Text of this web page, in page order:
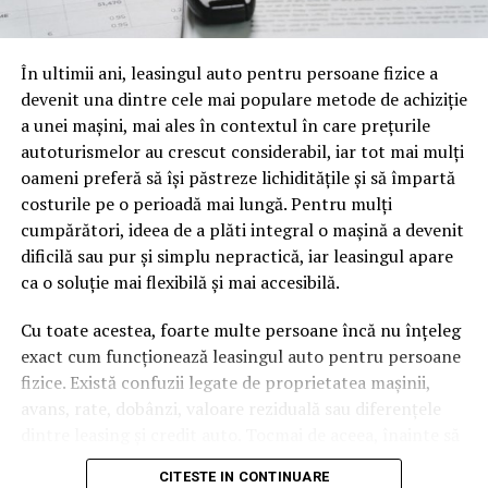
oamenii cu adevărat. Dacă transcrierea ajunge pe o
cuvinte tematice, scrise exact în limbajul în care se
caută.
Apoi vine partea de comportament. O pagină pe care
vizitatorii stau zece, cincisprezece minute ca să
urmărească replay-ul trimite un semnal greu de ignorat.
Google nu îți măsoară direct satisfacția, însă timpul
petrecut, scrollul și revenirile spun ceva despre cât de
util e materialul.
Și mai e ceva ce se uită ușor. Un webinar reușit atrage
linkuri aproape de la sine. Cineva îl menționează într-un
newsletter, altcineva îl citează într-un articol, un
partener îl trimite în comunitatea lui. Fiecare astfel de
tău, iar autoritatea e moneda forte în SEO.
În ultimii ani, leasingul auto pentru persoane fizice a
devenit una dintre cele mai populare metode de achiziție
a unei mașini, mai ales în contextul în care prețurile
autoturismelor au crescut considerabil, iar tot mai mulți
oameni preferă să își păstreze lichiditățile și să împartă
costurile pe o perioadă mai lungă. Pentru mulți
cumpărători, ideea de a plăti integral o mașină a devenit
dificilă sau pur și simplu nepractică, iar leasingul apare
ca o soluție mai flexibilă și mai accesibilă.
Cu toate acestea, foarte multe persoane încă nu înțeleg
exact cum funcționează leasingul auto pentru persoane
fizice. Există confuzii legate de proprietatea mașinii,
avans, rate, dobânzi, valoare reziduală sau diferențele
semnezi orice contract, este important să înțelegi clar
CITESTE IN CONTINUARE